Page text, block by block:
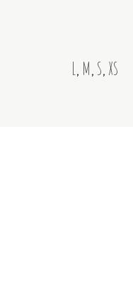
L, M,S,XS